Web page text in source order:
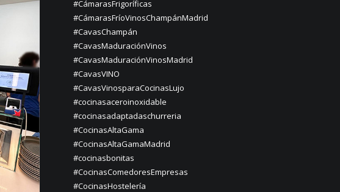
#CámarasFrigoríficas
#CámarasFríoVinosChampánMadrid
#CavasChampán
#CavasMaduraciónVinos
#CavasMaduraciónVinosMadrid
#CavasVINO
#CavasVinosparaCocinasLujo
#cocinasaceroinoxidable
#cocinasadaptadaschurreria
#CocinasAltaGama
#CocinasAltaGamaMadrid
#cocinasbonitas
#CocinasComedoresEmpresas
#CocinasHostelería